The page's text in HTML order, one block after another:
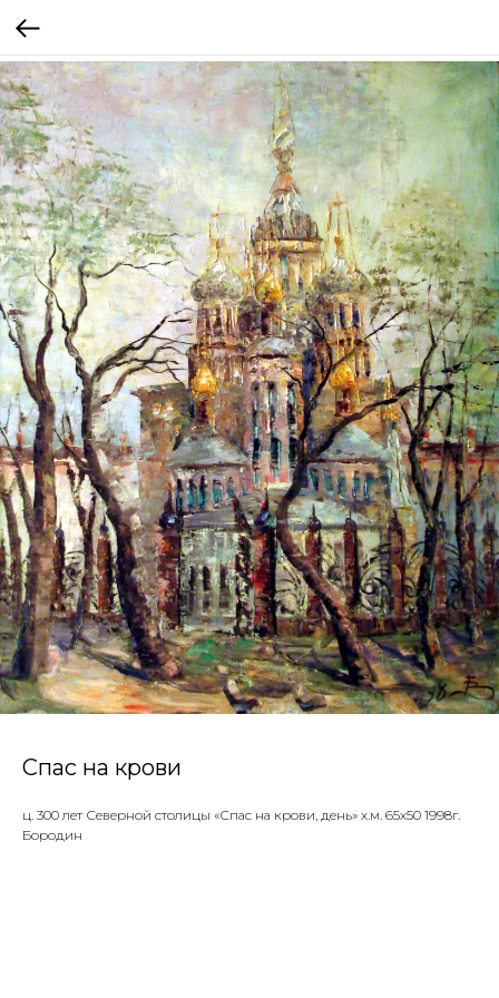
Спас на крови
ц. 300 лет Северной столицы «Спас на крови, день» х.м. 65х50 1998г.
Бородин